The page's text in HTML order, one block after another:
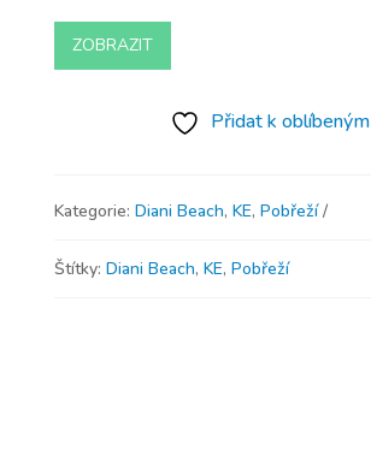
ZOBRAZIT
Přidat k oblíbeným
Kategorie: Diani Beach, KE, Pobřeží
Štítky: Diani Beach, KE, Pobřeží